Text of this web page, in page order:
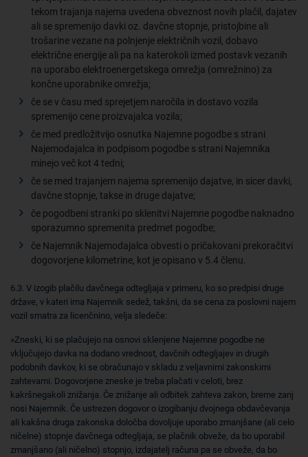
tekom trajanja najema uvedena obveznost novih plačil, dajatev
ali se spremenijo davki oz. davčne stopnje, pristojbine ali
trošarine vezane na polnjenje električnih vozil, dobavo
električne energije ali pa na katerokoli izmed postavk vezanih
na uporabo elektroenergetskega omrežja (omrežnino) za
končne uporabnike omrežja;
če se v času med sprejetjem naročila in dostavo vozila
spremenijo cene proizvajalca vozila;
če med predložitvijo osnutka Najemne pogodbe s strani
Najemodajalca in podpisom pogodbe s strani Najemnika
minejo več kot 4 tedni;
če se med trajanjem najema spremenijo dajatve, in sicer davki,
davčne stopnje, takse in druge dajatve;
če pogodbeni stranki po sklenitvi Najemne pogodbe naknadno
sporazumno spremenita predmet pogodbe;
če Najemnik Najemodajalca obvesti o pričakovani prekoračitvi
dogovorjene kilometrine, kot je opisano v 5.4 členu.
6.3. V izogib plačilu davčnega odtegljaja v primeru, ko so predpisi druge
države, v kateri ima Najemnik sedež, takšni, da se cena za poslovni najem
vozil smatra za licenčnino, velja sledeče:
»Zneski, ki se plačujejo na osnovi sklenjene Najemne pogodbe ne
vključujejo davka na dodano vrednost, davčnih odtegljajev in drugih
podobnih davkov, ki se obračunajo v skladu z veljavnimi zakonskimi
zahtevami. Dogovorjene zneske je treba plačati v celoti, brez
kakršnegakoli znižanja. Če znižanje ali odbitek zahteva zakon, breme zanj
nosi Najemnik. Če ustrezen dogovor o izogibanju dvojnega obdavčevanja
ali kakšna druga zakonska določba dovoljuje uporabo zmanjšane (ali celo
ničelne) stopnje davčnega odtegljaja, se plačnik obveže, da bo uporabil
zmanjšano (ali ničelno) stopnjo, izdajatelj računa pa se obveže, da bo